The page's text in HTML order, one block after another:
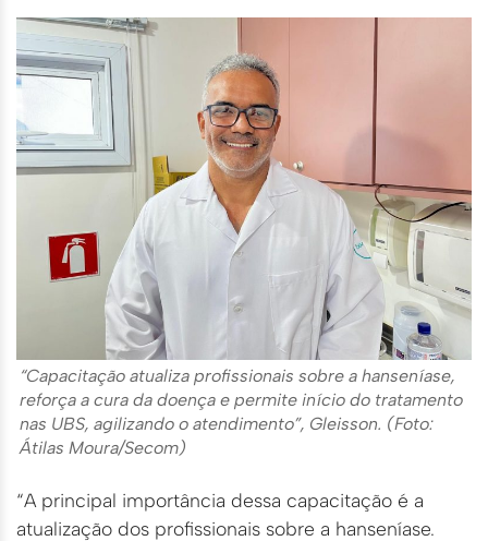
“Capacitação atualiza profissionais sobre a hanseníase,
reforça a cura da doença e permite início do tratamento
nas UBS, agilizando o atendimento”, Gleisson. (Foto:
Átilas Moura/Secom)
“A principal importância dessa capacitação é a
atualização dos profissionais sobre a hanseníase.